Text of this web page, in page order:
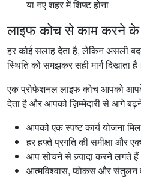
या नए शहर में शिफ्ट होना
लाइफ कोच से काम करने
हर कोई सलाह देता है, लेकिन असली
स्थिति को समझकर सही मार्ग दिखाता है।
एक प्रोफेशनल लाइफ कोच आपको आपके
देता है और आपको ज़िम्मेदारी से आगे
आपको एक स्पष्ट कार्य योजना
हर हफ्ते प्रगति की समीक्षा और
आप सोचने से ज़्यादा करने लगते हैं
आत्मविश्वास, फोकस और संतुलन